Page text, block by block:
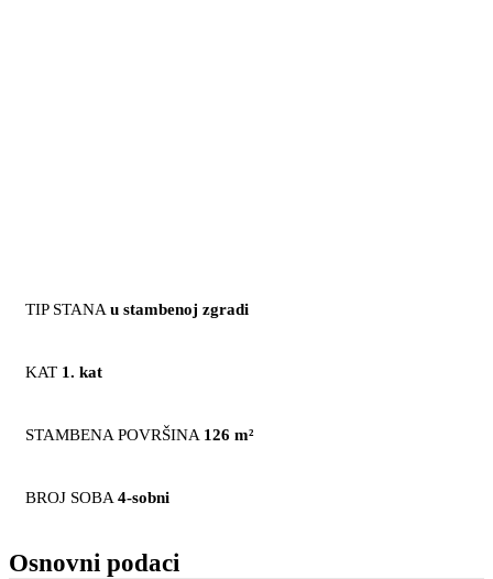
TIP STANA u stambenoj zgradi
KAT 1. kat
STAMBENA POVRŠINA 126 m²
BROJ SOBA 4-sobni
Osnovni podaci